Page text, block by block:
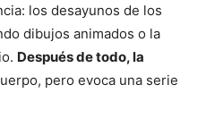
los desayunos de los
dibujos animados o la
Después de todo, la
pero evoca una serie